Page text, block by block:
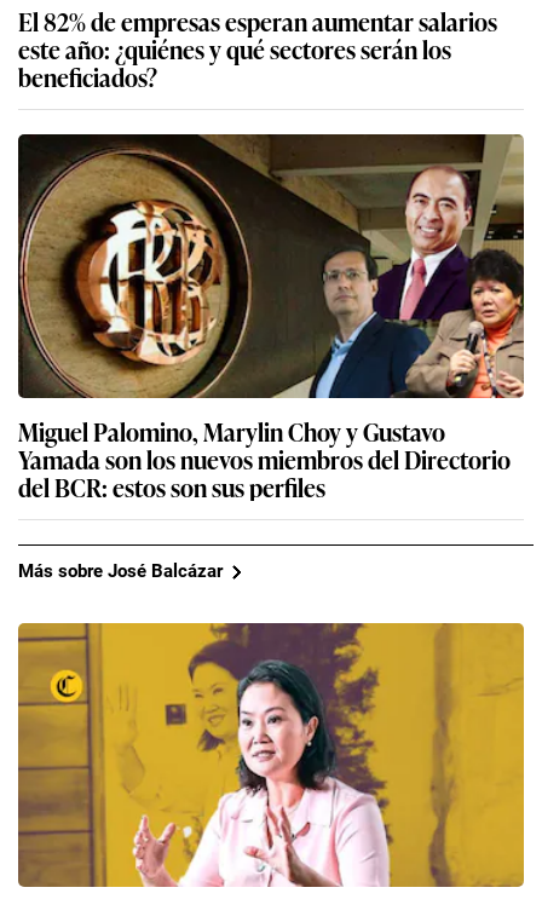
El 82% de empresas esperan aumentar salarios
este año: ¿quiénes y qué sectores serán los
beneficiados?
Miguel Palomino, Marylin Choy y Gustavo
Yamada son los nuevos miembros del Directorio
del BCR: estos son sus perfiles
Más sobre José Balcázar